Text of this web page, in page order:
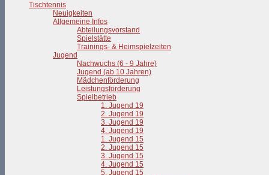
Tischtennis
Neuigkeiten
Allgemeine Infos
Abteilungsvorstand
Spielstätte
Trainings- & Heimspielzeiten
Jugend
Nachwuchs (6 - 9 Jahre)
Jugend (ab 10 Jahren)
Mädchenförderung
Leistungsförderung
Spielbetrieb
1. Jugend 19
2. Jugend 19
3. Jugend 19
4. Jugend 19
1. Jugend 15
2. Jugend 15
3. Jugend 15
4. Jugend 15
5. Jugend 15